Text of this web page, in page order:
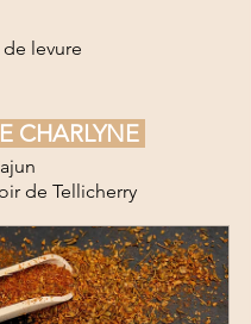
de levure
CHARLYNE
de Tellicherry